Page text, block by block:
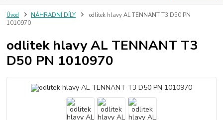
Úvod NÁHRADNÍ DÍLY
odlitek hlavy AL TENNANT T3 D50 PN
1010970
odlitek hlavy AL TENNANT T3
D50 PN 1010970